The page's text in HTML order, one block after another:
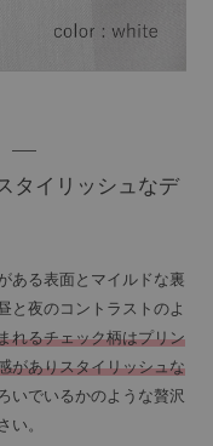
タイリッシュなデ
ある表面とマイルドな裏
と夜のコントラストのよ
れるチェック柄はプリン
がありスタイリッシュな
いでいるかのような贅沢
い。